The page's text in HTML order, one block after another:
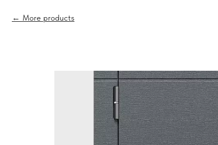
More products